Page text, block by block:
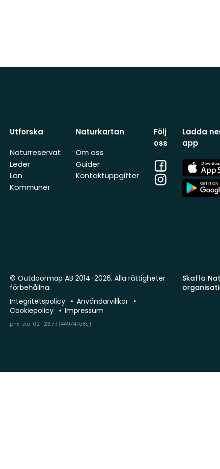
Utforska
Naturreservat
Leder
Län
Kommuner
Naturkartan
Om oss
Guider
Kontaktuppgifter
Följ
oss
Facebook
Instagram
Ladda
app
App
Store
App
Store
Skaffa
© Outdoormap AB 2014-2026. Alla rättigheter
förbehållna.
Integritetspolicy
Användarvillkor
Cookiepolicy
Impressum
phx-sto-02 · 26.7.1 (449747a8c)